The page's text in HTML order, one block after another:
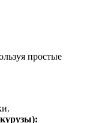
простые